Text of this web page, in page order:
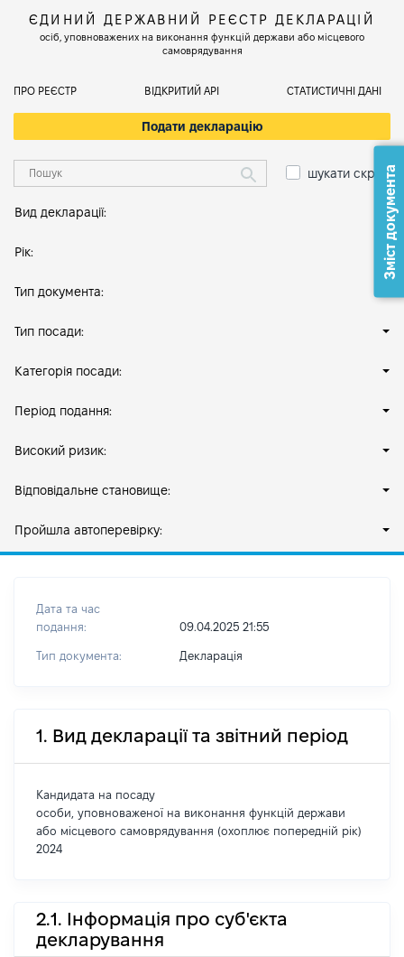
ЄДИНИЙ ДЕРЖАВНИЙ РЕЄСТР ДЕКЛАРАЦІЙ
осіб, уповноважених на виконання функцій держави або місцевого
самоврядування
ПРО РЕЄСТР ВІДКРИТИЙ АРІ СТАТИСТИЧНІ ДАНІ
Подати декларацію
шукати скрізь
Вид декларації:
Рік:
Тип документа:
Тип посади:
Категорія посади:
Період подання:
Високий ризик:
Відповідальне становище:
Пройшла автоперевірку:
Дата та час
подання:
09.04.2025 21:55
Тип документа: Декларація
1. Вид декларації та звітний період
Кандидата на посаду
особи, уповноваженої на виконання функцій держави
або місцевого самоврядування (охоплює попередній рік)
2024
2.1. Інформація про суб'єкта
декларування
Зміст документа